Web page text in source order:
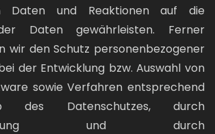
Daten und Reaktionen auf die
Daten gewährleisten. Ferner
wir den Schutz personenbezogener
der Entwicklung bzw. Auswahl von
sowie Verfahren entsprechend
des Datenschutzes, durch
und durch